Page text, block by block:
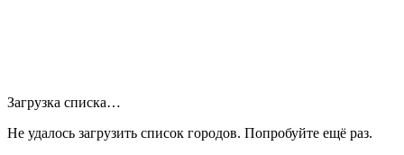
Загрузка списка…
Не удалось загрузить список городов. Попробуйте ещё раз.